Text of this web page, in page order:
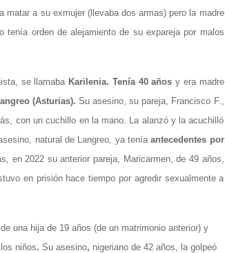
matar a su exmujer (llevaba dos armas) pero la madre
orden de alejamiento de su expareja por malos
se llamaba Karilenia. Tenía 40 años y era madre
(Asturias). Su asesino, su pareja, Francisco F.,
con un cuchillo en la mano. La alanzó y la acuchilló
natural de Langreo, ya teníaantecedentes por
en 2022 su anterior pareja, Maricarmen, de 49 años,
en prisión hace tiempo por agredir sexualmente a
una hija de 19 años (de un matrimonio anterior) y
niños. Su asesino, nigeriano de 42 años, la golpeó